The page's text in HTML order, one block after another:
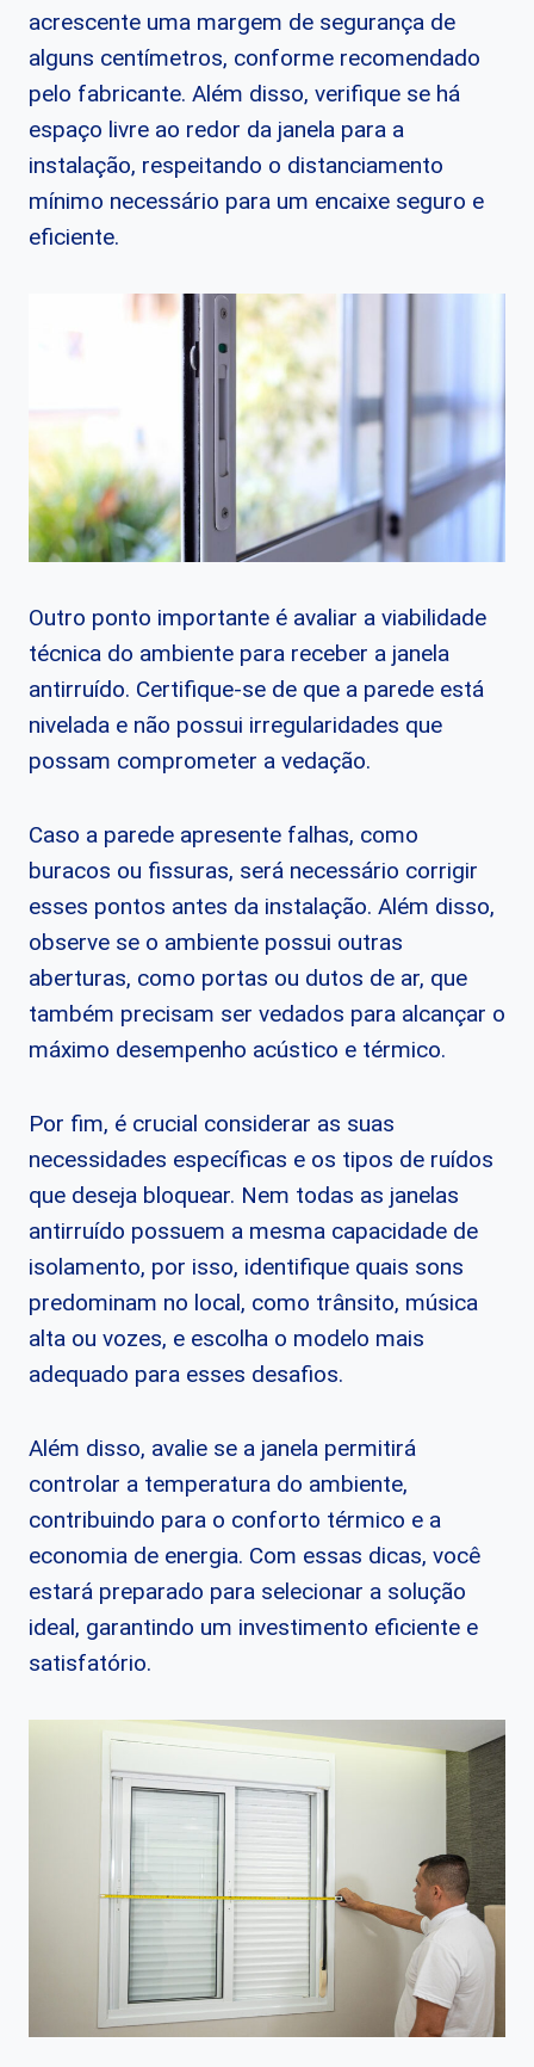
acrescente uma margem de segurança de
alguns centímetros, conforme recomendado
pelo fabricante. Além disso, verifique se há
espaço livre ao redor da janela para a
instalação, respeitando o distanciamento
mínimo necessário para um encaixe seguro e
eficiente.
Outro ponto importante é avaliar a viabilidade
técnica do ambiente para receber a janela
antirruído. Certifique-se de que a parede está
nivelada e não possui irregularidades que
possam comprometer a vedação.
Caso a parede apresente falhas, como
buracos ou fissuras, será necessário corrigir
esses pontos antes da instalação. Além disso,
observe se o ambiente possui outras
aberturas, como portas ou dutos de ar, que
também precisam ser vedados para alcançar o
máximo desempenho acústico e térmico.
Por fim, é crucial considerar as suas
necessidades específicas e os tipos de ruídos
que deseja bloquear. Nem todas as janelas
antirruído possuem a mesma capacidade de
isolamento, por isso, identifique quais sons
predominam no local, como trânsito, música
alta ou vozes, e escolha o modelo mais
adequado para esses desafios.
Além disso, avalie se a janela permitirá
controlar a temperatura do ambiente,
contribuindo para o conforto térmico e a
economia de energia. Com essas dicas, você
estará preparado para selecionar a solução
ideal, garantindo um investimento eficiente e
satisfatório.